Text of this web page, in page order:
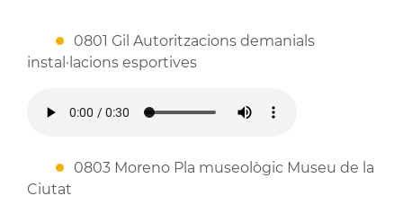
0801 Gil Autoritzacions demanials
instal·lacions esportives
0803 Moreno Pla museològic Museu de la
Ciutat